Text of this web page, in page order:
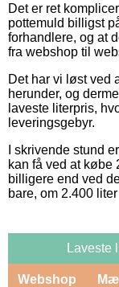
Det er ret
pottemuld billigst
forhandlere, og at
fra webshop til
Det har vi løst ved
herunder, og
laveste literpris,
leveringsgebyr.
I skrivende stund
kan få ved at købe
billigere end ved
bare, om 2.400
Laveste
Webshop